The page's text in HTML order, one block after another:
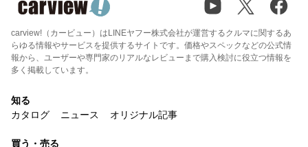
carview!（カービュー）はLINEヤフー株式会社が運営するクルマに関するあ
らゆる情報やサービスを提供するサイトです。価格やスペックなどの公式情
報から、ユーザーや専門家のリアルなレビューまで購入検討に役立つ情報を
多く掲載しています。
知る
カタログ
ニュース オリジナル記事
買う・売る